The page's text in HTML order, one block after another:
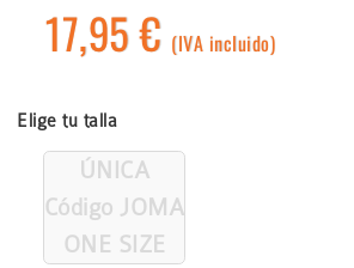
17,95 € (IVA incluido)
Elige tu talla
ÚNICA
Código JOMA
ONE SIZE